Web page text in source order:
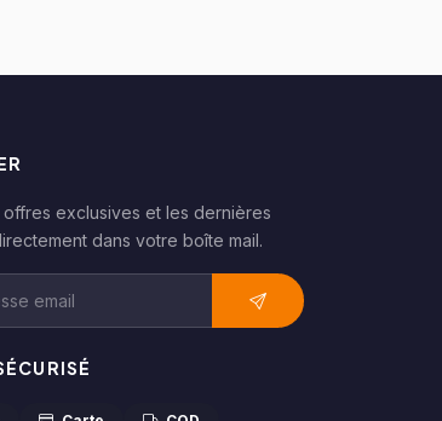
exclusives et les dernières
dans votre boîte mail.